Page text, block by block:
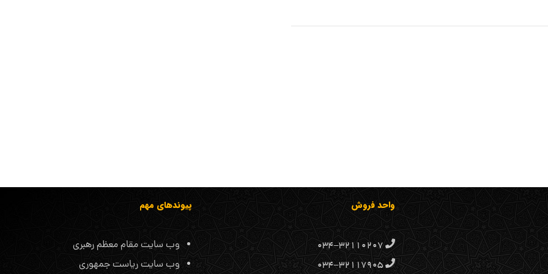
واحد فروش
۰۳۴-۳۲۱۱۰۲۰۷
۰۳۴-۳۲۱۱۷۹۰۵
پیوندهای مهم
وب سایت مقام معظم رهبری
وب سایت ریاست جمهوری